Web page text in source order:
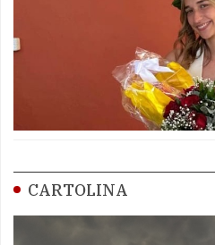
CARTOLINA